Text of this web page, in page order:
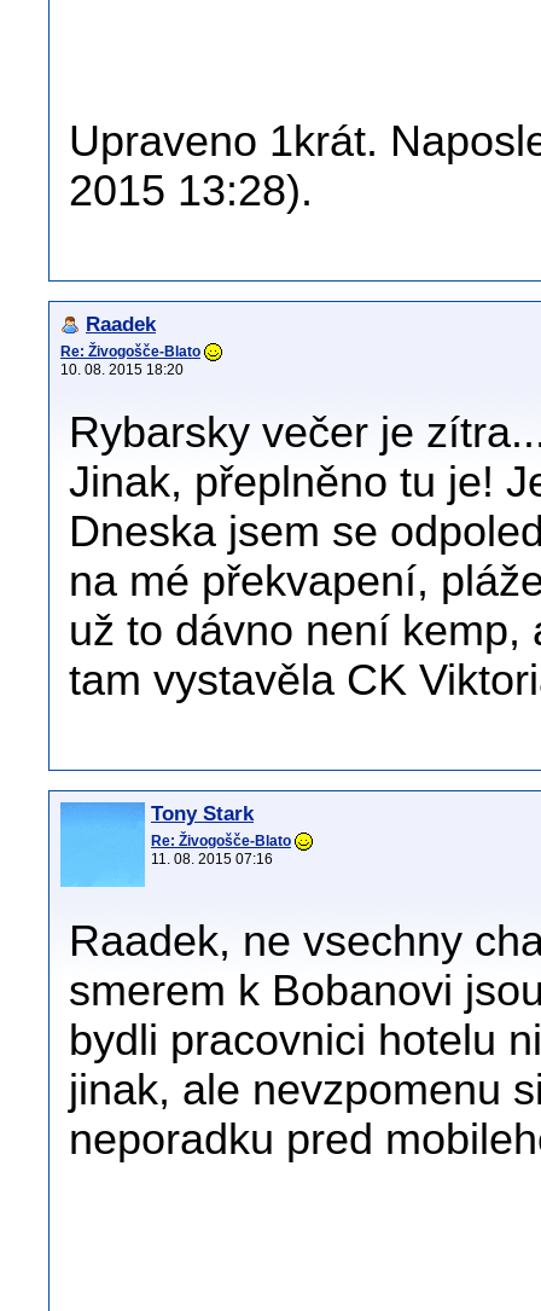
Upraveno 1krát.
2015 13:28).
Raadek
Re: Živogošče-Blato
10. 08. 2015 18:20
Rybarsky večer je
Jinak, přeplněno tu je!
Dneska jsem se
na mé překvapení,
už to dávno není kemp,
tam vystavěla CK
Tony Stark
Re: Živogošče-Blato
11. 08. 2015 07:16
Raadek, ne vsechny
smerem k Bobanovi
bydli pracovnici hotelu
jinak, ale nevzpomenu
neporadku pred